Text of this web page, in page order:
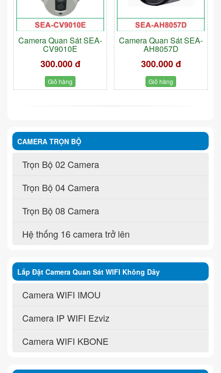
Camera Quan Sát SEA-
CV9010E
300.000 đ
Giỏ hàng
Camera Quan Sát SEA-
AH8057D
300.000 đ
Giỏ hàng
CAMERA TRỌN BỘ
Trọn Bộ 02 Camera
Trọn Bộ 04 Camera
Trọn Bộ 08 Camera
Hệ thống 16 camera trở lên
Lắp Đặt Camera Quan Sát WIFI Không Dây
Camera WIFI IMOU
Camera IP WIFI Ezviz
Camera WIFI KBONE